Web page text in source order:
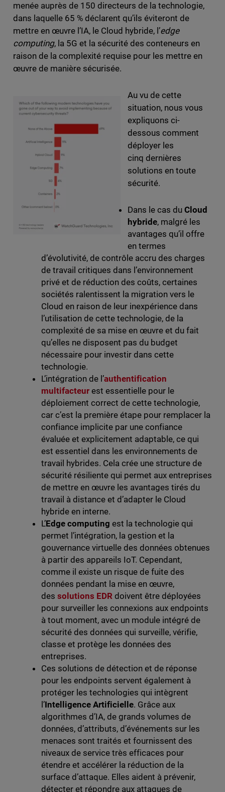
menée auprès de 150 directeurs de la technologie,
dans laquelle 65 % déclarent qu’ils éviteront de
mettre en œuvre l’IA, le Cloud hybride, l’edge
computing, la 5G et la sécurité des conteneurs en
raison de la complexité requise pour les mettre en
œuvre de manière sécurisée.
Au vu de cette
situation, nous vous
expliquons ci-
dessous comment
déployer les
cinq dernières
solutions en toute
sécurité.
Dans le cas du Cloud
hybride, malgré les
avantages qu’il offre
en termes
d’évolutivité, de contrôle accru des charges
de travail critiques dans l’environnement
privé et de réduction des coûts, certaines
sociétés ralentissent la migration vers le
Cloud en raison de leur inexpérience dans
l’utilisation de cette technologie, de la
complexité de sa mise en œuvre et du fait
qu’elles ne disposent pas du budget
nécessaire pour investir dans cette
technologie.
L’intégration de l’authentification
multifacteurest essentielle pour le
déploiement correct de cette technologie,
car c’est la première étape pour remplacer la
confiance implicite par une confiance
évaluée et explicitement adaptable, ce qui
est essentiel dans les environnements de
travail hybrides. Cela crée une structure de
sécurité résiliente qui permet aux entreprises
de mettre en œuvre les avantages tirés du
travail à distance et d’adapter le Cloud
hybride en interne.
L’Edge computing est la technologie qui
permet l’intégration, la gestion et la
gouvernance virtuelle des données obtenues
à partir des appareils IoT. Cependant,
comme il existe un risque de fuite des
données pendant la mise en œuvre,
des solutions EDRdoivent être déployées
pour surveiller les connexions aux endpoints
à tout moment, avec un module intégré de
sécurité des données qui surveille, vérifie,
classe et protège les données des
entreprises.
Ces solutions de détection et de réponse
pour les endpoints servent également à
protéger les technologies qui intègrent
l’Intelligence Artificielle. Grâce aux
algorithmes d’IA, de grands volumes de
données, d’attributs, d’événements sur les
menaces sont traités et fournissent des
niveaux de service très efficaces pour
étendre et accélérer la réduction de la
surface d’attaque. Elles aident à prévenir,
détecter et répondre aux attaques de